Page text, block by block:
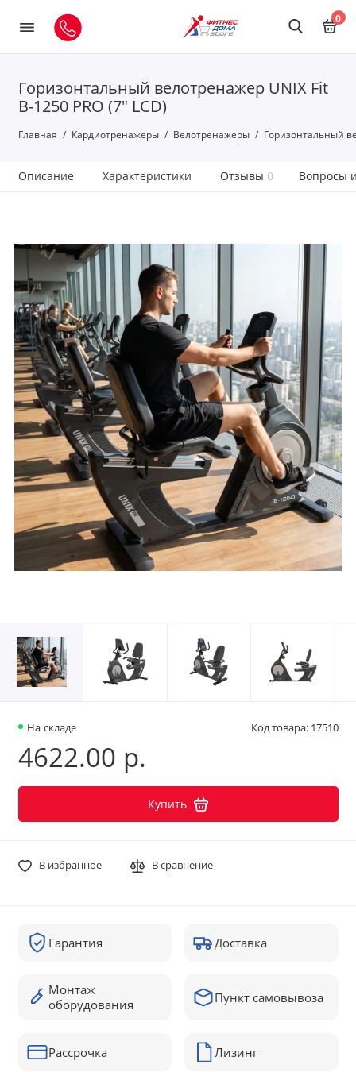
0
Горизонтальный велотренажер UNIX Fit
B-1250 PRO (7" LCD)
Главная Кардиотренажеры Велотренажеры Горизонтальный
Описание Характеристики Отзывы 0 Вопросы
На складе Код товара: 17510
4622.00 р.
Купить
В избранное В сравнение
Гарантия Доставка
Монтаж
оборудования
Пункт самовывоза
Рассрочка Лизинг